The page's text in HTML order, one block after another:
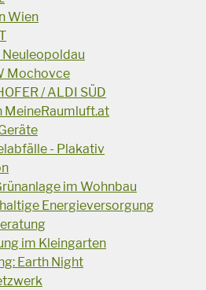
Wien
Neuleopoldau
Mochovce
/ ALDI SÜD
MeineRaumluft.at
- Plakativ
im Wohnbau
Energieversorgung
im Kleingarten
Earth Night